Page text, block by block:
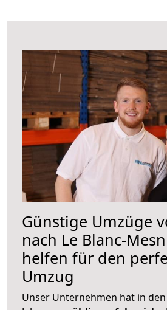
Günstige Umzüge
nach Le Blanc-
helfen für den
Umzug
Unser Unternehmen hat in